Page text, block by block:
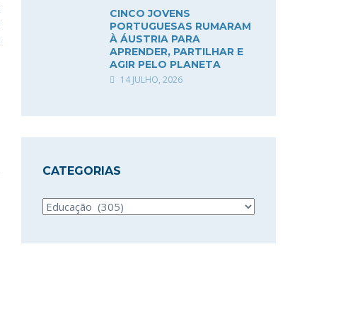
CINCO JOVENS
PORTUGUESAS RUMARAM
À ÁUSTRIA PARA
APRENDER, PARTILHAR E
AGIR PELO PLANETA
14 JULHO, 2026
CATEGORIAS
Categorias